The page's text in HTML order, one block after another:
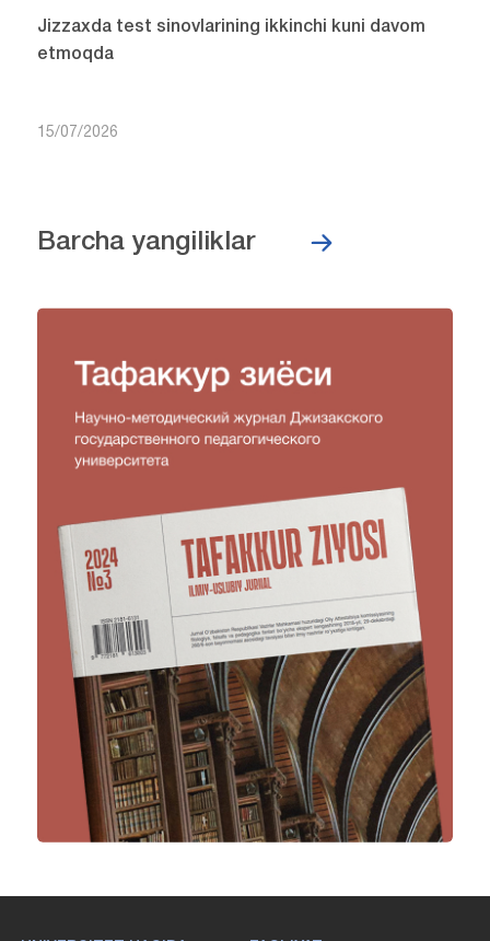
Jizzaxda test sinovlarining ikkinchi kuni davom
etmoqda
15/07/2026
Barcha yangiliklar